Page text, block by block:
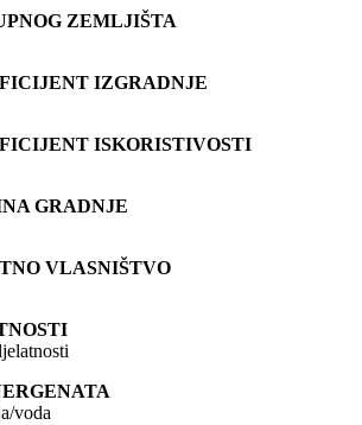
ZEMLJIŠTA
IZGRADNJE
ISKORISTIVOSTI
GRADNJE
VLASNIŠTVO
voda